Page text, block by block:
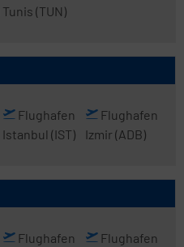
Tunis (TUN)
Flughafen
Istanbul (IST)
Flughafen
Izmir (ADB)
Flughafen
Flughafen